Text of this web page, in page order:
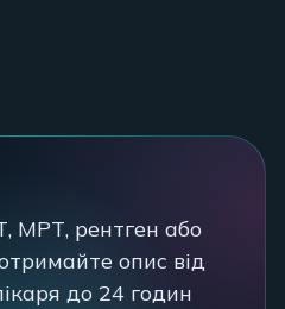
МРТ, рентген або
опис від
до 24 годин